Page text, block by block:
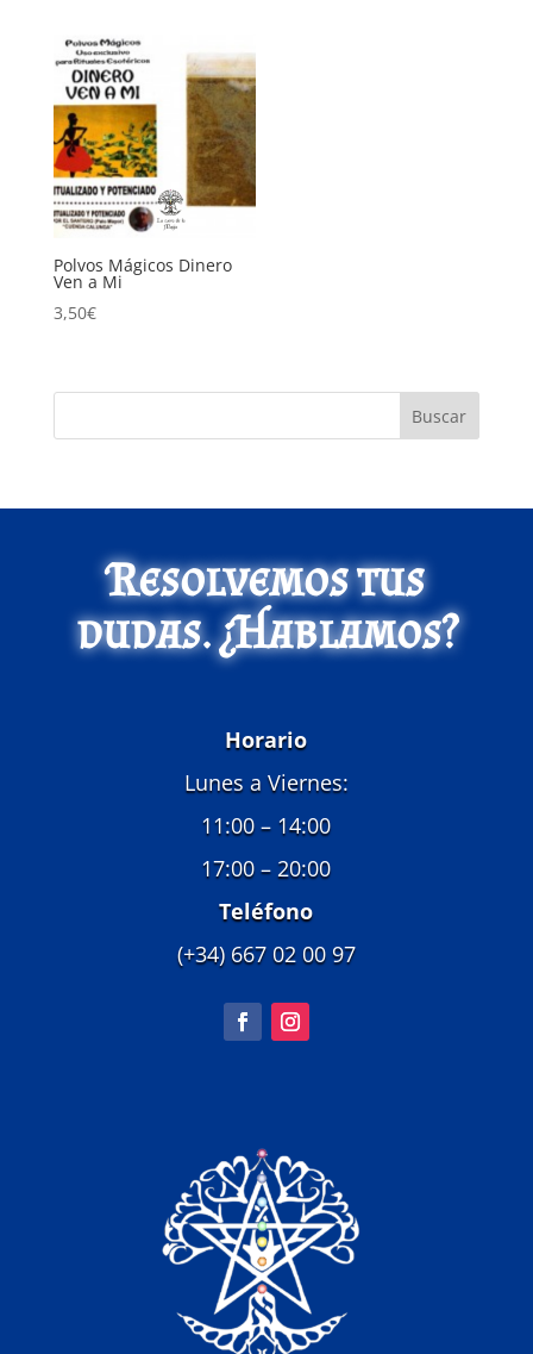
Polvos Mágicos Dinero
Ven a Mi
3,50€
Buscar
Resolvemos tus
dudas. ¿Hablamos?
Horario
Lunes a Viernes:
11:00 – 14:00
17:00 – 20:00
Teléfono
(+34) 667 02 00 97